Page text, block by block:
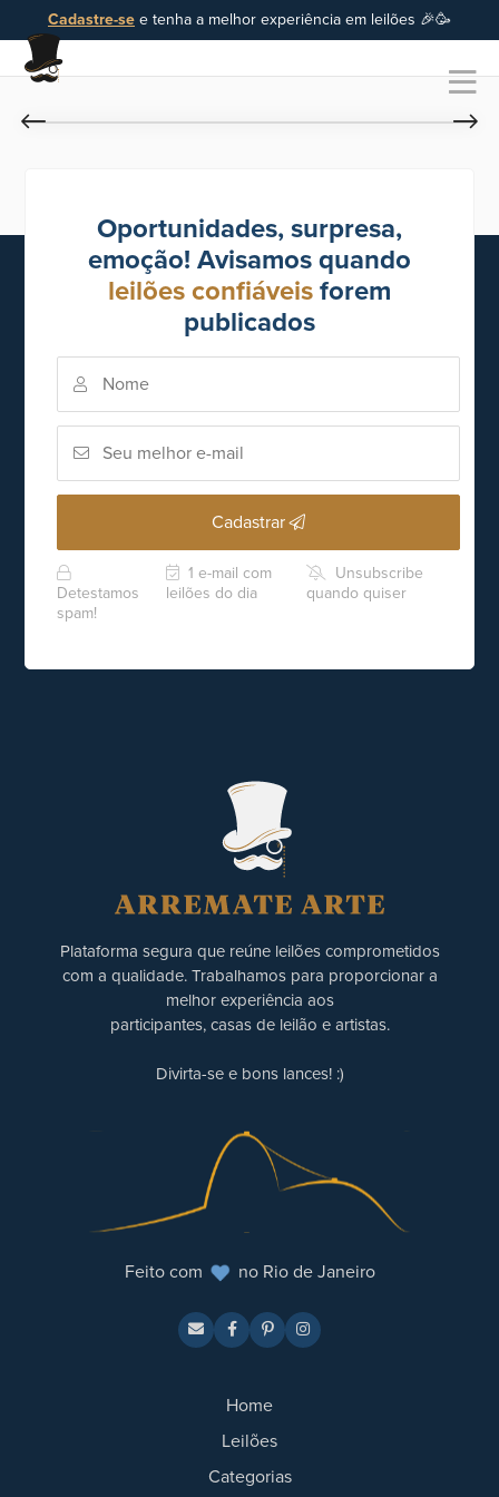
Cadastre-se e tenha a melhor experiência em leilões 🎉🥳
Oportunidades, surpresa,
emoção! Avisamos quando
leilões confiáveis forem
publicados
Cadastrar
Detestamos
spam!
1 e-mail com
leilões do dia
Unsubscribe
quando quiser
Plataforma segura que reúne leilões comprometidos
com a qualidade. Trabalhamos para proporcionar a
melhor experiência aos
participantes, casas de leilão e artistas.
Divirta-se e bons lances! :)
Feito com no Rio de Janeiro
Home
Leilões
Categorias